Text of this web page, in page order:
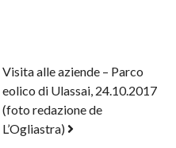
Visita alle aziende – Parco
eolico di Ulassai, 24.10.2017
(foto redazione de
L’Ogliastra)